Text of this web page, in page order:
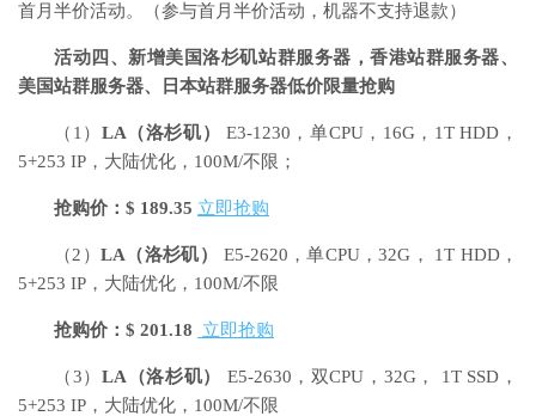
首月半价活动。（参与首月半价活动，机器不支持退款）
活动四、新增美国洛杉矶站群服务器，香港站群服务器、
美国站群服务器、日本站群服务器低价限量抢购
（1） LA （洛杉矶）
E3-1230，单CPU，16G，1T HDD，
5+253 IP，大陆优化，100M/不限；
抢购价：$ 189.35 立即抢购
（2）LA （洛杉矶）
E5-2620，单CPU，32G， 1T HDD，
5+253 IP，大陆优化，100M/不限
抢购价：$ 201.18 立即抢购
（3） LA （洛杉矶）
E5-2630，双CPU，32G， 1T SSD，
5+253 IP，大陆优化，100M/不限